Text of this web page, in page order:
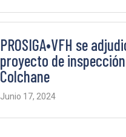
PROSIGA•VFH se
proyecto de
Colchane
Junio 17, 2024